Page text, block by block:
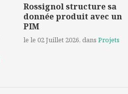
Rossignol structure sa
donnée produit avec un
PIM
le le 02 Juillet 2026, dans Projets